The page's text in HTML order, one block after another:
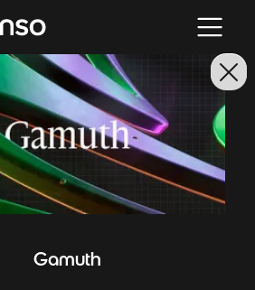
GO TO MAIN MENU
Gamuth